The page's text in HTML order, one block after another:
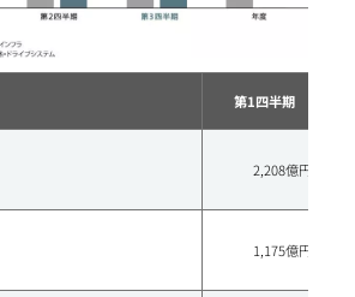
第1四半期
2,208億円
1,175億円